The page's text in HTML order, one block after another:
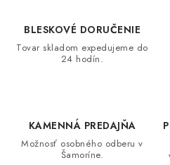
BLESKOVÉ DORUČENIE
Tovar skladom expedujeme do
24 hodín.
KAMENNÁ PREDAJŇA
Možnosť osobného odberu v
Šamoríne.